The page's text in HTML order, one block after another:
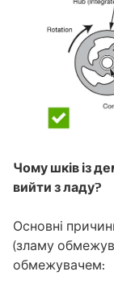
Чому шків із
вийти з ладу?
Основні
(зламу
обмежувачем: